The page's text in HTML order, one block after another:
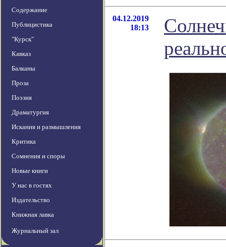
Содержание
Публицистика
"Курск"
Кавказ
Балканы
Проза
Поэзия
Драматургия
Искания и размышления
Критика
Сомнения и споры
Новые книги
У нас в гостях
Издательство
Книжная лавка
Журнальный зал
04.12.2019
18:13